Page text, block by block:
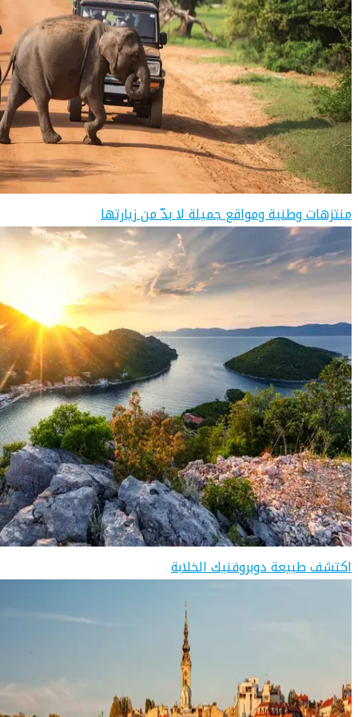
منتزهات وطنية ومواقع جميلة لا بدّ من زيارتها
اكتشف طبيعة دوبروفنيك الخلابة